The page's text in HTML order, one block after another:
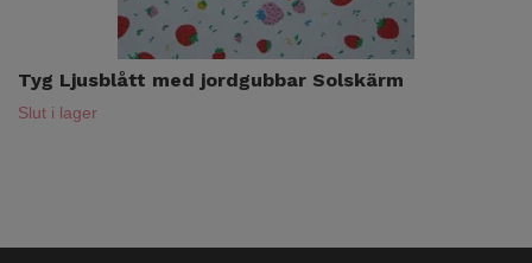
Tyg Ljusblått med jordgubbar Solskärm
Slut i lager